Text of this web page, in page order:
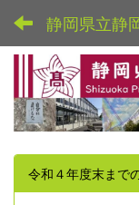
静岡県立静
令和４年度末まで